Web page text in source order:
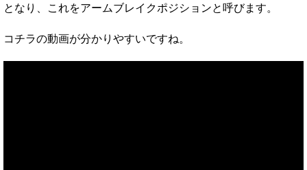
となり、これをアームブレイクポジションと呼びます。
コチラの動画が分かりやすいですね。